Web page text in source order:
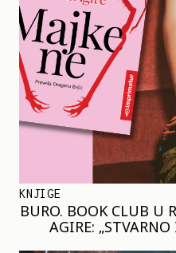
KNJIGE
BURO. BOOK CLUB U
AGIRE: